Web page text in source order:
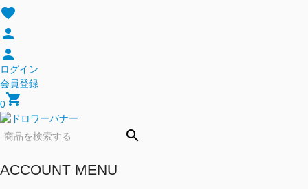
favorite
person
person
ログイン
会員登録
0shopping_cart
search
ACCOUNT MENU